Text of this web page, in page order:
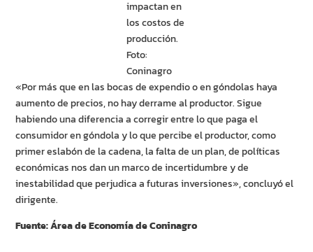
impactan en
los costos de
producción.
Foto:
Coninagro
«Por más que en las bocas de expendio o en góndolas haya
aumento de precios, no hay derrame al productor. Sigue
habiendo una diferencia a corregir entre lo que paga el
consumidor en góndola y lo que percibe el productor, como
primer eslabón de la cadena, la falta de un plan, de políticas
económicas nos dan un marco de incertidumbre y de
inestabilidad que perjudica a futuras inversiones», concluyó el
dirigente.
Fuente: Área de Economía de Coninagro